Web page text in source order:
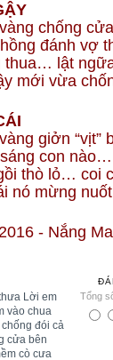
chống
đánh vợ
thua… lật
mới vừa
giởn “vịt”
con
thò lỏ… coi
nó mừng
- Nắng
Lời em
vào chua
đói cả
cửa bên
cò cưa
Tổng